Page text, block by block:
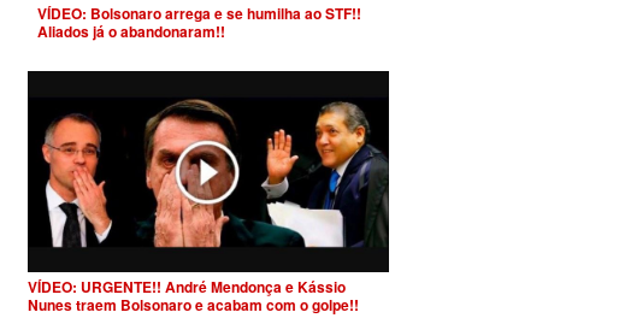
VÍDEO: Bolsonaro arrega e se humilha ao STF!!
Aliados já o abandonaram!!
VÍDEO: URGENTE!! André Mendonça e Kássio
Nunes traem Bolsonaro e acabam com o golpe!!